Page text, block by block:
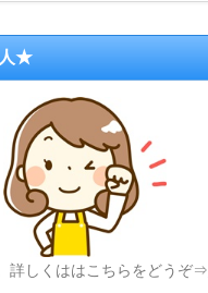
★
詳しくははこちらをどうぞ⇒